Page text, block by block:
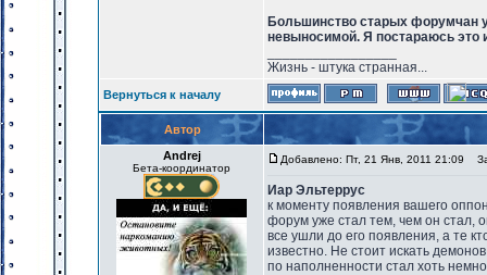
Большинство старых форумчан
невыносимой. Я постараюсь это
Жизнь - штука странная...
Вернуться к началу
Автор
Andrej
Бета-координатор
Добавлено: Пт, 21 Янв, 2011 21:09
Иар Эльтеррус
к моменту появления вашего
форум уже стал тем, чем он стал,
все ушли до его появления, а те
известно. Не стоит искать
по наполненности стал хоть